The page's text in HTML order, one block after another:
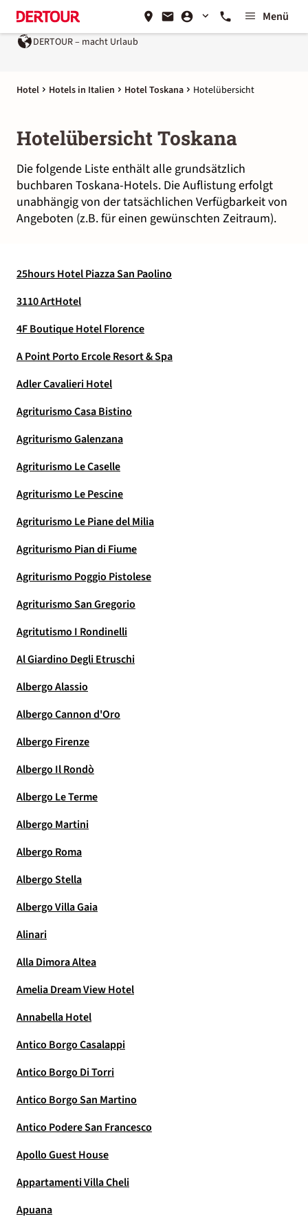
Menü
DERTOUR – macht Urlaub
Hotel Hotels in Italien Hotel Toskana Hotelübersicht
Hotelübersicht Toskana
Die folgende Liste enthält alle grundsätzlich
buchbaren Toskana-Hotels. Die Auflistung erfolgt
unabhängig von der tatsächlichen Verfügbarkeit von
Angeboten (z.B. für einen gewünschten Zeitraum).
25hours Hotel Piazza San Paolino
3110 ArtHotel
4F Boutique Hotel Florence
A Point Porto Ercole Resort & Spa
Adler Cavalieri Hotel
Agriturismo Casa Bistino
Agriturismo Galenzana
Agriturismo Le Caselle
Agriturismo Le Pescine
Agriturismo Le Piane del Milia
Agriturismo Pian di Fiume
Agriturismo Poggio Pistolese
Agriturismo San Gregorio
Agritutismo I Rondinelli
Al Giardino Degli Etruschi
Albergo Alassio
Albergo Cannon d'Oro
Albergo Firenze
Albergo Il Rondò
Albergo Le Terme
Albergo Martini
Albergo Roma
Albergo Stella
Albergo Villa Gaia
Alinari
Alla Dimora Altea
Amelia Dream View Hotel
Annabella Hotel
Antico Borgo Casalappi
Antico Borgo Di Torri
Antico Borgo San Martino
Antico Podere San Francesco
Apollo Guest House
Appartamenti Villa Cheli
Apuana